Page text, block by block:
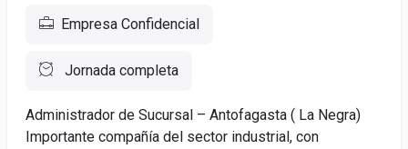
Empresa Confidencial
Jornada completa
Administrador de Sucursal – Antofagasta ( La Negra)
Importante compañía del sector industrial, con